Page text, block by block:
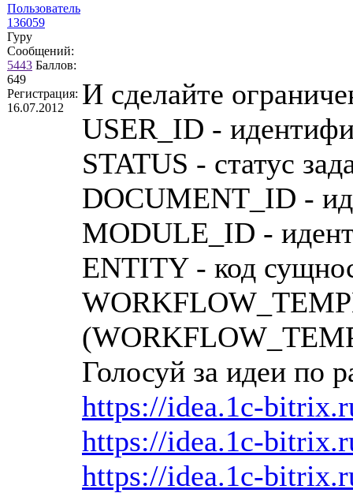
Пользователь
136059
Гуру
Сообщений:
5443 Баллов:
649
Регистрация:
16.07.2012
И сделайте
USER_ID -
STATUS - статус
DOCUMENT_ID -
MODULE_ID -
ENTITY - код
Голосуй за идеи по
https://idea.1c-
https://idea.1c-
https://idea.1c-